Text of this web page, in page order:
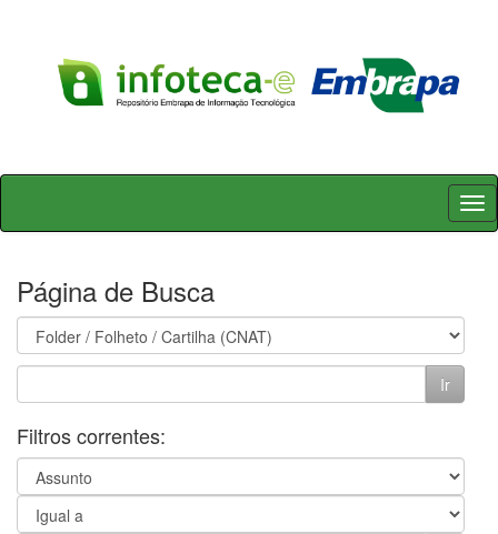
Skip
Página de Busca
Filtros correntes: